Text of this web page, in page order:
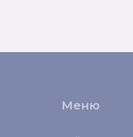
Меню